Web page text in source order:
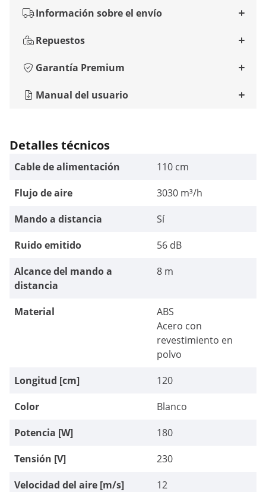
Información sobre el envío
Repuestos
Garantía Premium
Manual del usuario
Detalles técnicos
Cable de alimentación
110 cm
Flujo de aire
3030 m³/h
Mando a distancia
Sí
Ruido emitido
56 dB
Alcance del mando a
distancia
8 m
Material
ABS
Acero con
revestimiento en
polvo
Longitud [cm]
120
Color
Blanco
Potencia [W]
180
Tensión [V]
230
Velocidad del aire [m/s]
12